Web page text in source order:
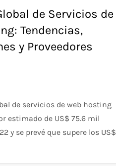
de Servicios de
Tendencias,
y Proveedores
de servicios de web hosting
estimado de US$ 75.6 mil
y se prevé que supere los US$